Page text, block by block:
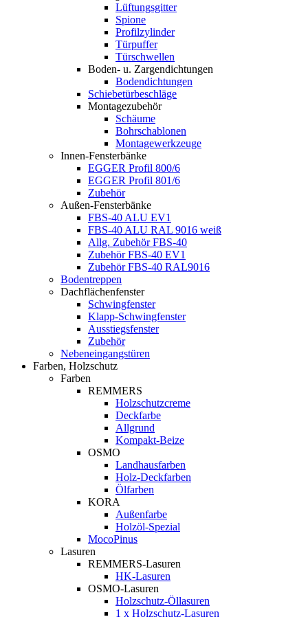
Lüftungsgitter
Spione
Profilzylinder
Türpuffer
Türschwellen
Boden- u. Zargendichtungen
Bodendichtungen
Schiebetürbeschläge
Montagezubehör
Schäume
Bohrschablonen
Montagewerkzeuge
Innen-Fensterbänke
EGGER Profil 800/6
EGGER Profil 801/6
Zubehör
Außen-Fensterbänke
FBS-40 ALU EV1
FBS-40 ALU RAL 9016 weiß
Allg. Zubehör FBS-40
Zubehör FBS-40 EV1
Zubehör FBS-40 RAL9016
Bodentreppen
Dachflächenfenster
Schwingfenster
Klapp-Schwingfenster
Ausstiegsfenster
Zubehör
Nebeneingangstüren
Farben, Holzschutz
Farben
REMMERS
Holzschutzcreme
Deckfarbe
Allgrund
Kompakt-Beize
OSMO
Landhausfarben
Holz-Deckfarben
Ölfarben
KORA
Außenfarbe
Holzöl-Spezial
MocoPinus
Lasuren
REMMERS-Lasuren
HK-Lasuren
OSMO-Lasuren
Holzschutz-Öllasuren
1 x Holzschutz-Lasuren